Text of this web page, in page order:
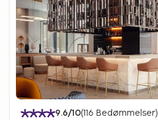
9.6/10(116 Bedømmelser)